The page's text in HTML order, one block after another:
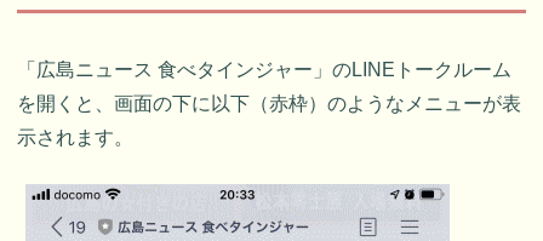
「広島ニュース 食べタインジャー」のLINEトークルーム
を開くと、画面の下に以下（赤枠）のようなメニューが表
示されます。